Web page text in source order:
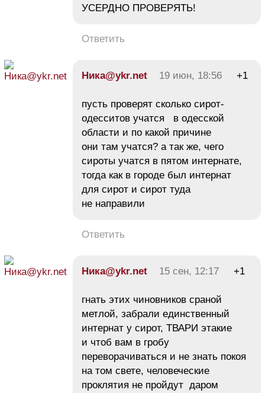
УСЕРДНО ПРОВЕРЯТЬ!
Ответить
Ника@ykr.net 19 июн, 18:56 +1
пусть проверят сколько сирот-
одесситов учатся в одесской
области и по какой причине
они там учатся? а так же, чего
сироты учатся в пятом интернате,
тогда как в городе был интернат
для сирот и сирот туда
не направили
Ответить
Ника@ykr.net 15 сен, 12:17 +1
гнать этих чиновников сраной
метлой, забрали единственный
интернат у сирот, ТВАРИ этакие
и чтоб вам в гробу
переворачиваться и не знать покоя
на том свете, человеческие
проклятия не пройдут даром